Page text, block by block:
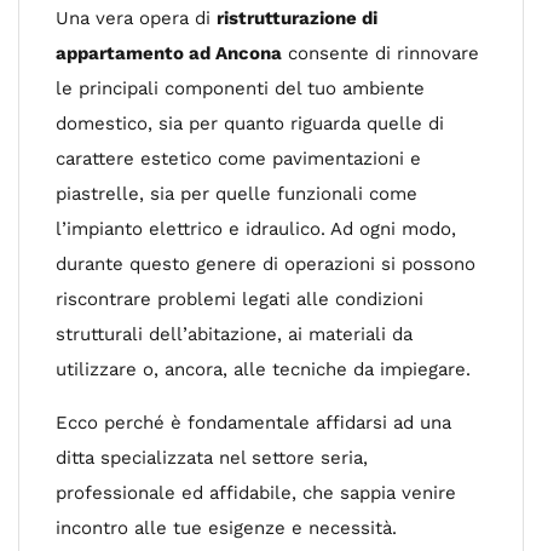
Una vera opera di ristrutturazione di
appartamento ad Ancona consente di rinnovare
le principali componenti del tuo ambiente
domestico, sia per quanto riguarda quelle di
carattere estetico come pavimentazioni e
piastrelle, sia per quelle funzionali come
l’impianto elettrico e idraulico. Ad ogni modo,
durante questo genere di operazioni si possono
riscontrare problemi legati alle condizioni
strutturali dell’abitazione, ai materiali da
utilizzare o, ancora, alle tecniche da impiegare.
Ecco perché è fondamentale affidarsi ad una
ditta specializzata nel settore seria,
professionale ed affidabile, che sappia venire
incontro alle tue esigenze e necessità.